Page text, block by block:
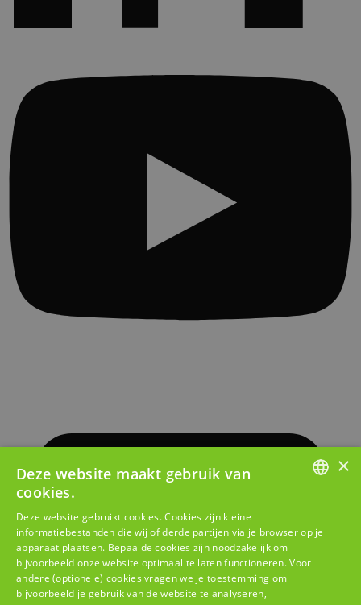
FRENCH
×
Deze website maakt gebruik van
cookies.
Deze website gebruikt cookies. Cookies zijn kleine
informatiebestanden die wij of derde partijen via je browser op je
apparaat plaatsen. Bepaalde cookies zijn noodzakelijk om
bijvoorbeeld onze website optimaal te laten functioneren. Voor
andere (optionele) cookies vragen we je toestemming om
bijvoorbeeld je gebruik van de website te analyseren,